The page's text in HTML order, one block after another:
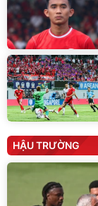
HẬU TRƯỜNG